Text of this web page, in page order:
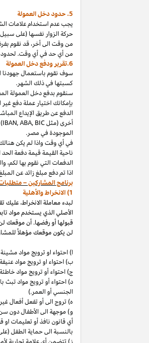
5. حدود دخل العمولة
يجب عدم استخدام علامات
حركة الزوار نفسها (على
من وقت الىأخر،قد نقوم
من أي حد في أي وقت.
6.تقرير ودفع دخل العمولة
سوف نقوم باستعمال جهودنا
كسبتها في ذلك الشهر.
بإمكانك اختيار عملة دفع
الدفع عن طريق الإيداع
أخرى (مثل
IBAN,ABA, BIC
الموجودةفي مصر.
في أي وقتواذا لم يكن
ناحية القيمة قيمة دفعة
الدفعات التي نقوم بها لكم،
اذا تم دفع مبلغ زائد عن
برنامج المشاركين –
1) الانخراط والأهلية
لبدء معاملة الانخراط،
الأصلي الذي يستخدم مواد
قبولها أو رفضها. أن موقعك
لن يكون موقعك مؤهلاً
ا) احتواء او ترويج مواد
ب) احتواء او ترويج مواد
ج) احتواء أو ترويج مواد
د) احتواء أو ترويج مواد
الجنسي أو العمر.)
ه) تروج الى أو تفعل أفعال
و) موجهة الى الأطفال دون
أي قانون نافذ أو تعليمات او
بالنسبة الى حماية الطفل